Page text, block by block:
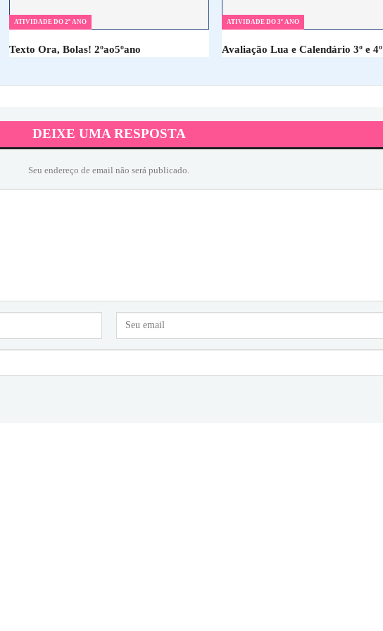
ATIVIDADE DO 2º ANO
Texto Ora, Bolas! 2ºao5ºano
ATIVIDADE DO 3º ANO
Avaliação Lua e Calendário 3º e
DEIXE UMA RESPOSTA
Seu endereço de email não será publicado.